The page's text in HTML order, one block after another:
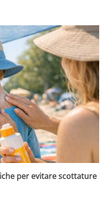
per evitare scottature